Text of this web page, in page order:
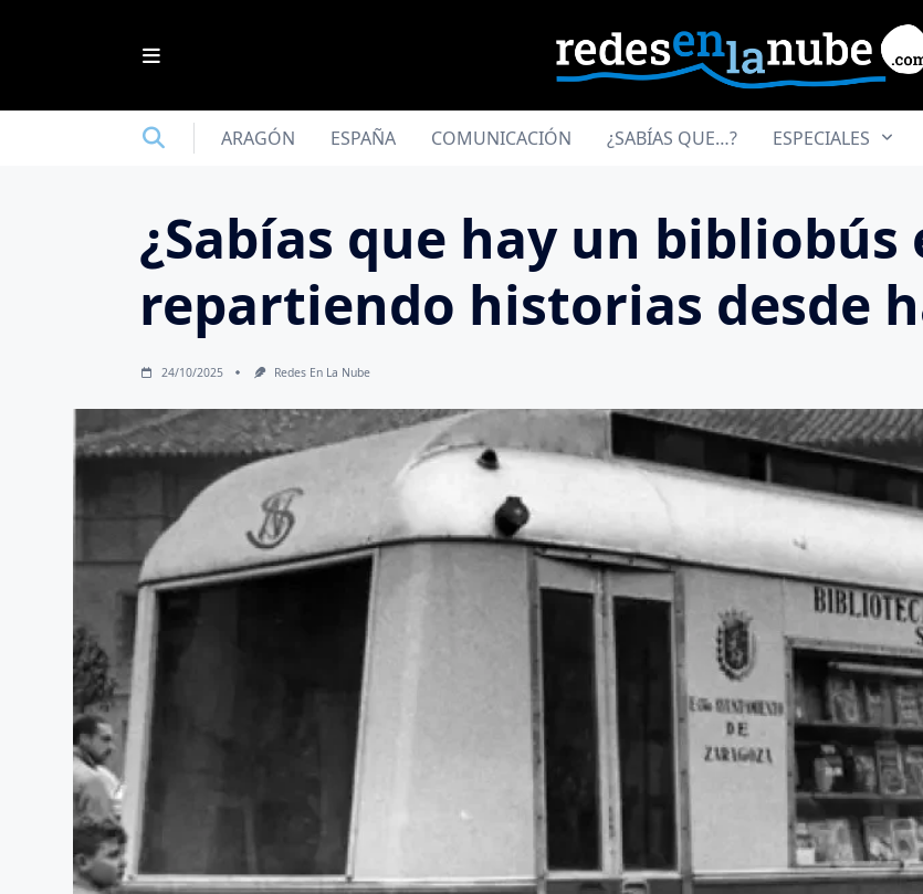
ARAGÓN ESPAÑA COMUNICACIÓN ¿SABÍAS QUE…? ESPECIALES
¿Sabías que hay un bibliobús
repartiendo historias desde
24/10/2025 Redes En La Nube